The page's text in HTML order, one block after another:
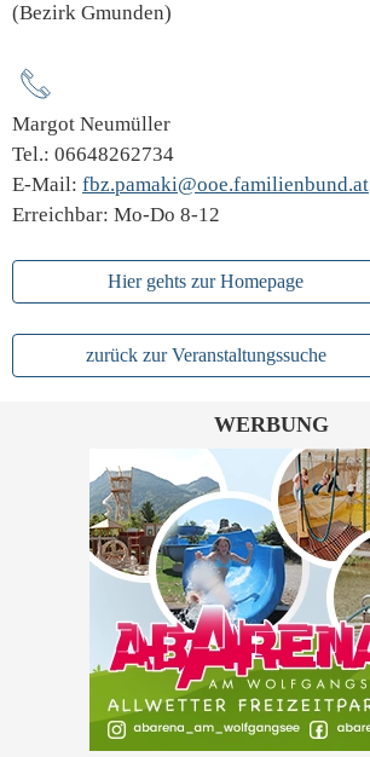
(Bezirk Gmunden)
Margot Neumüller
Tel.: 06648262734
E-Mail: fbz.pamaki@ooe.familienbund.at
Erreichbar: Mo-Do 8-12
Hier gehts zur Homepage
zurück zur Veranstaltungssuche
WERBUNG